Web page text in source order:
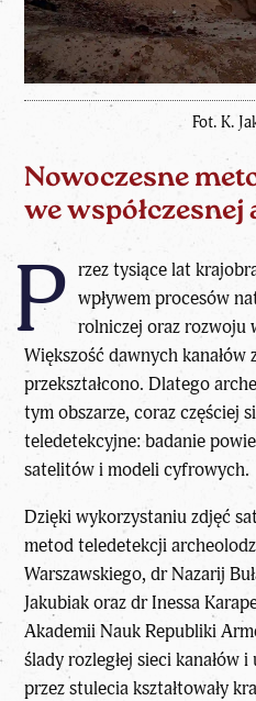
Fot. K.
Nowoczesne
we
P rzez tysiące lat
wpływem procesów
rolniczej oraz rozwoju
Większość dawnych kanałów
przekształcono. Dlatego
tym obszarze, coraz częściej
teledetekcyjne: badanie
satelitów i modeli cyfrowych.
Dzięki wykorzystaniu zdjęć
metod teledetekcji
Warszawskiego, dr Nazarij
Jakubiak oraz dr Inessa
Akademii Nauk Republiki
ślady rozległej sieci kanałów
przez stulecia kształtowały